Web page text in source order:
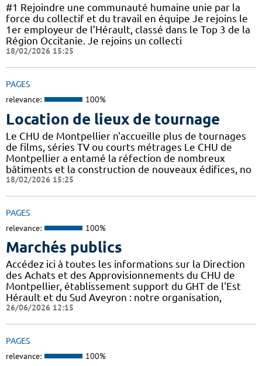
#1 Rejoindre une communauté humaine unie par la
force du collectif et du travail en équipe Je rejoins le
1er employeur de l’Hérault, classé dans le Top 3 de la
Région Occitanie. Je rejoins un collecti
18/02/2026 15:25
PAGES
relevance: 100%
Location de lieux de tournage
Le CHU de Montpellier n'accueille plus de tournages
de films, séries TV ou courts métrages Le CHU de
Montpellier a entamé la réfection de nombreux
bâtiments et la construction de nouveaux édifices, no
18/02/2026 15:25
PAGES
relevance: 100%
Marchés publics
Accédez ici à toutes les informations sur la Direction
des Achats et des Approvisionnements du CHU de
Montpellier, établissement support du GHT de l'Est
Hérault et du Sud Aveyron : notre organisation,
26/06/2026 12:15
PAGES
relevance: 100%